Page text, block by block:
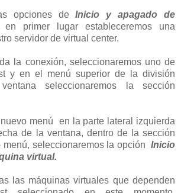
opciones deInicio y apagado de
en primer lugar estableceremos una
servidor de virtual center.
la conexión, seleccionaremos uno de
y en el menú superior de la división
seleccionaremos la sección
menú en la parte lateral izquierda
de la ventana, dentro de la sección
menú, seleccionaremos la opción Inicio
virtual.
las máquinas virtuales que dependen